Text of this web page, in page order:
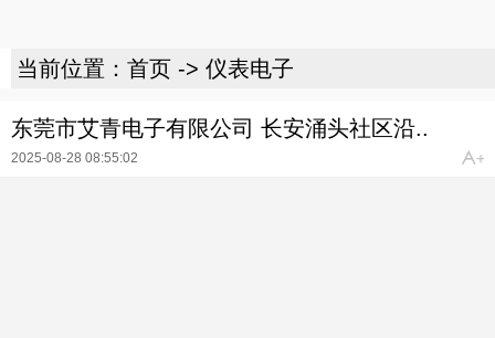
当前位置： 首页 -> 仪表电子
东莞市艾青电子有限公司 长安涌头社区沿..
2025-08-28 08:55:02